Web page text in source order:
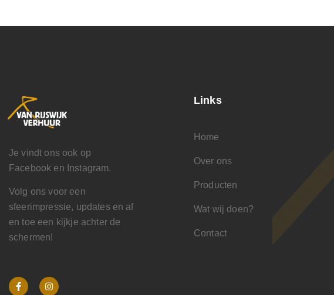
Je vindt ons ook op
Facebook en Instagram.
Volg ons voor een
sfeerimpressie, updates en af
en toe een kijkje achter de
schermen!
Links
Home
Over ons
Producten
Wat wij doen?
Contact